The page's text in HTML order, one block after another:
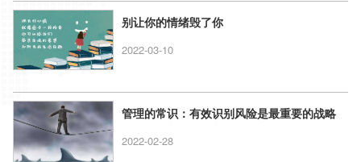
别让你的情绪毁了你
2022-03-10
管理的常识：有效识别风险是最重要的战略
2022-02-28